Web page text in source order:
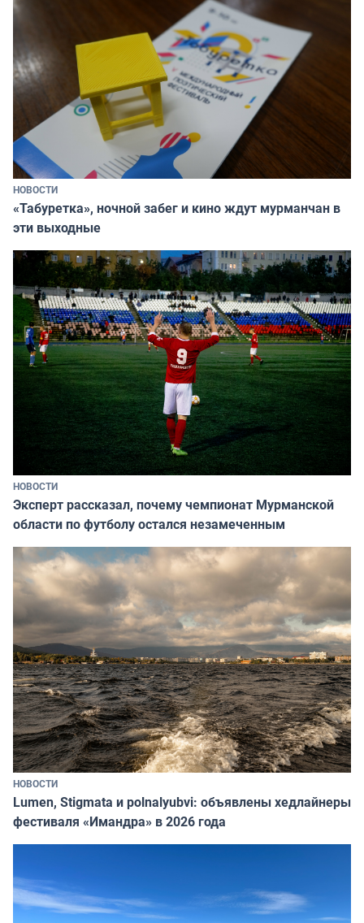
НОВОСТИ
«Табуретка», ночной забег и кино ждут мурманчан в
эти выходные
НОВОСТИ
Эксперт рассказал, почему чемпионат Мурманской
области по футболу остался незамеченным
НОВОСТИ
Lumen, Stigmata и polnalyubvi: объявлены хедлайнеры
фестиваля «Имандра» в 2026 года